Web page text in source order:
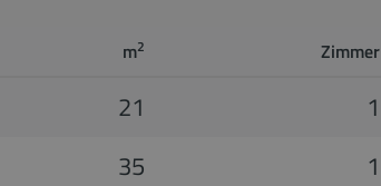
m2 Zimmer
21 1
35 1